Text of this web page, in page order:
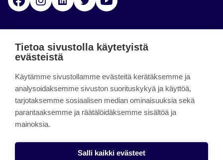
päättynyt 11.9.2023.
About the site
Käyttöehdot
Saavutettavuusseloste
Tietoa sivustolla käytetyistä
evästeistä
Käytämme sivustollamme evästeitä kerätäksemme ja
analysoidaksemme sivuston suorituskykyä ja käyttöä,
tarjotaksemme sosiaalisen median ominaisuuksia sekä
parantaaksemme ja räätälöidäksemme sisältöä ja
mainoksia.
Salli kaikki evästeet